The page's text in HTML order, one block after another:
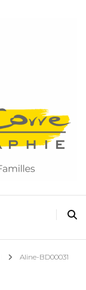
Aline-BD00031